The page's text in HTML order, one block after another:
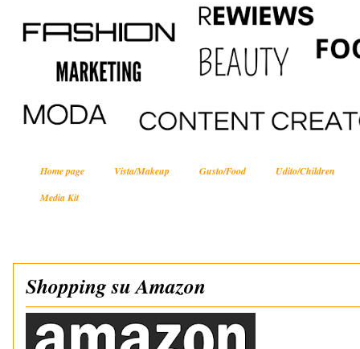
Home page Vista/Makeup Gusto/Food
Udito/Children
Media Kit
Shopping su Amazon